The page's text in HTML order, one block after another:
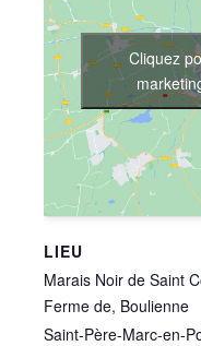
LIEU
Marais Noir de Saint
Ferme de, Boulienne
Saint-Père-Marc-en-
Cliquez